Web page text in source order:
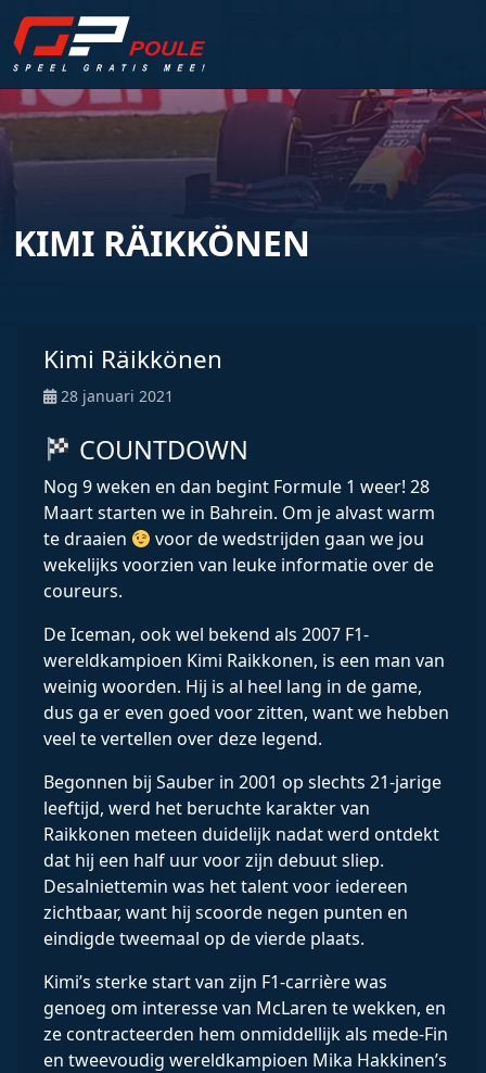
KIMI RÄIKKÖNEN
Kimi Räikkönen
28 januari 2021
COUNTDOWN
Nog 9 weken en dan begint Formule 1 weer! 28
Maart starten we in Bahrein. Om je alvast warm
te draaien
voor de wedstrijden gaan we jou
wekelijks voorzien van leuke informatie over de
coureurs.
De Iceman, ook wel bekend als 2007 F1-
wereldkampioen Kimi Raikkonen, is een man van
weinig woorden. Hij is al heel lang in de game,
dus ga er even goed voor zitten, want we hebben
veel te vertellen over deze legend.
Begonnen bij Sauber in 2001 op slechts 21-jarige
leeftijd, werd het beruchte karakter van
Raikkonen meteen duidelijk nadat werd ontdekt
dat hij een half uur voor zijn debuut sliep.
Desalniettemin was het talent voor iedereen
zichtbaar, want hij scoorde negen punten en
eindigde tweemaal op de vierde plaats.
Kimi’s sterke start van zijn F1-carrière was
genoeg om interesse van McLaren te wekken, en
ze contracteerden hem onmiddellijk als mede-Fin
en tweevoudig wereldkampioen Mika Hakkinen’s